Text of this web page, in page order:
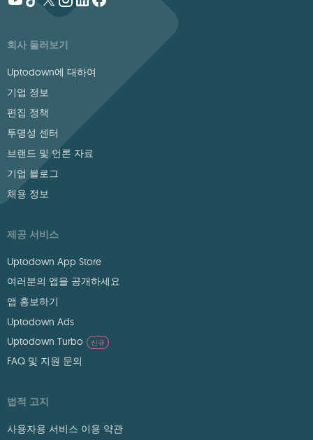
회사 둘러보기
Uptodown에 대하여
기업 정보
편집 정책
투명성 센터
브랜드 및 언론 자료
기업 블로그
채용 정보
제공 서비스
Uptodown App Store
여러분의 앱을 공개하세요
앱 홍보하기
Uptodown Ads
Uptodown Turbo
신규
FAQ 및 지원 문의
법적 고지
사용자용 서비스 이용 약관